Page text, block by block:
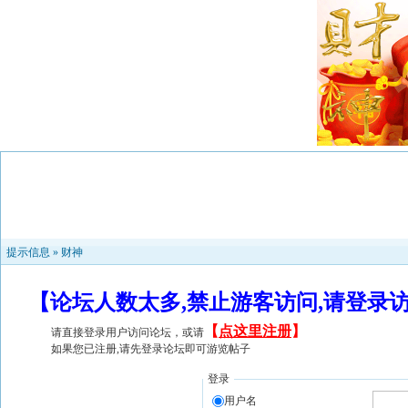
提示信息 » 财神
【论坛人数太多,禁止游客访问,请登
请直接登录用户访问论坛，或请 【 点这里注册】
如果您已注册,请先登录论坛即可游览帖子
登录
用户名